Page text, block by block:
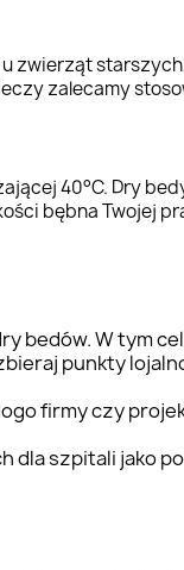
zwierząt
zalecamy
40°C. Dry
bębna Twojej
bedów. W tym
punkty
firmy czy
szpitali jako